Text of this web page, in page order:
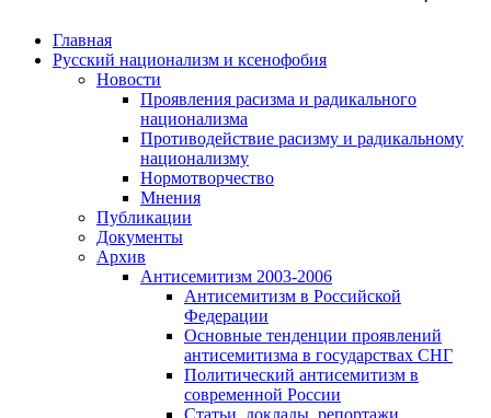
Главная
Русский национализм и ксенофобия
Новости
Проявления расизма и радикального
национализма
Противодействие расизму и радикальному
национализму
Нормотворчество
Мнения
Публикации
Документы
Архив
Антисемитизм 2003-2006
Антисемитизм в Российской
Федерации
Основные тенденции проявлений
антисемитизма в государствах СНГ
Политический антисемитизм в
современной России